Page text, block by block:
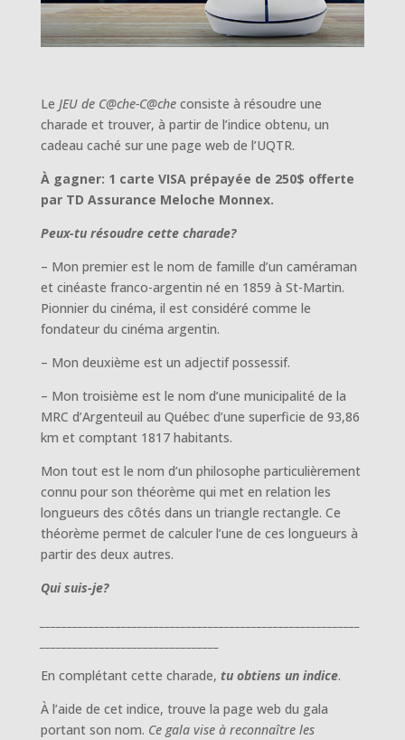
Le JEU de C@che-C@checonsiste à résoudre une
charade et trouver, à partir de l’indice obtenu, un
cadeau caché sur une page web de l’UQTR.
À gagner: 1 carte VISA prépayée de 250$ offerte
par TD Assurance Meloche Monnex.
Peux-tu résoudre cette charade?
– Mon premier est le nom de famille d’un caméraman
et cinéaste franco-argentin né en 1859 à St-Martin.
Pionnier du cinéma, il est considéré comme le
fondateur du cinéma argentin.
– Mon deuxième est un adjectif possessif.
– Mon troisième est le nom d’une municipalité de la
MRC d’Argenteuil au Québec d’une superficie de 93,86
km et comptant 1817 habitants.
Mon tout est le nom d’un philosophe particulièrement
connu pour son théorème qui met en relation les
longueurs des côtés dans un triangle rectangle. Ce
théorème permet de calculer l’une de ces longueurs à
partir des deux autres.
Qui suis-je?
En complétant cette charade, tu obtiens un indice.
À l’aide de cet indice, trouve la page web du gala
portant son nom. Ce gala vise à reconnaître les